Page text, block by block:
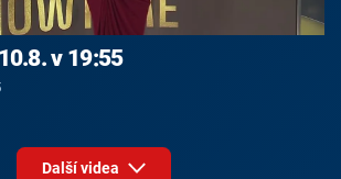
v 19:55
Další videa